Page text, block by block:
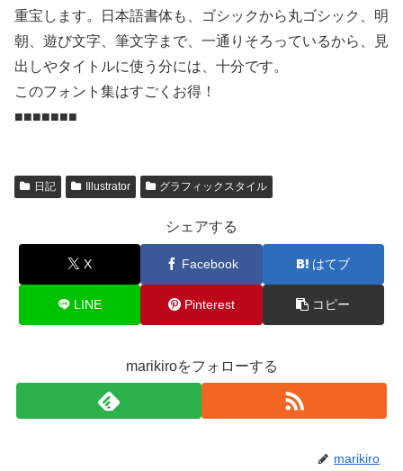
重宝します。日本語書体も、ゴシックから丸ゴシック、明
朝、遊び文字、筆文字まで、一通りそろっているから、見
出しやタイトルに使う分には、十分です。
このフォント集はすごくお得！
■■■■■■■
日記 Illustrator グラフィックスタイル
シェアする
X Facebook はてブ
LINE Pinterest コピー
marikiroをフォローする
marikiro